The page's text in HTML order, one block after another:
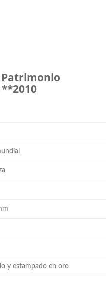
Patrimonio
y estampado en oro